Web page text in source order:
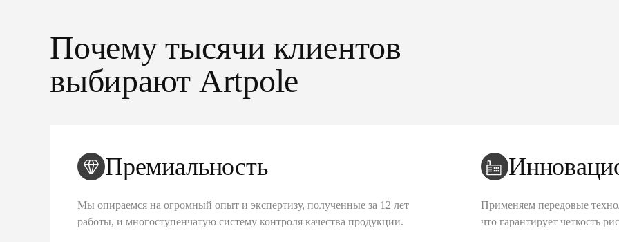
Почему тысячи клиентов
выбирают Artpole
Премиальность
Мы опираемся на огромный опыт и экспертизу, полученные за 12 лет
работы, и многоступенчатую систему контроля качества продукции.
Применяем передовые
что гарантирует четкость